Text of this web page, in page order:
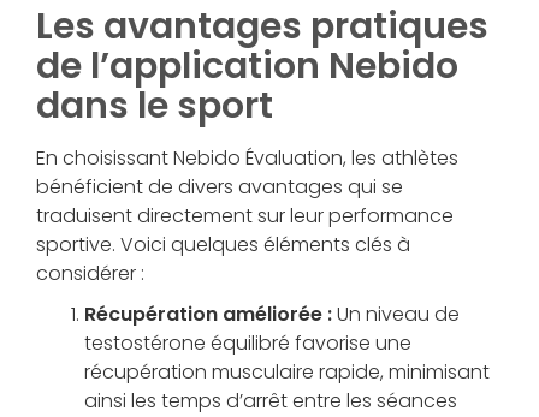
Les avantages pratiques
de l’application Nebido
dans le sport
En choisissant Nebido Évaluation, les athlètes
bénéficient de divers avantages qui se
traduisent directement sur leur performance
sportive. Voici quelques éléments clés à
considérer :
Récupération améliorée :Un niveau de
testostérone équilibré favorise une
récupération musculaire rapide, minimisant
ainsi les temps d’arrêt entre les séances